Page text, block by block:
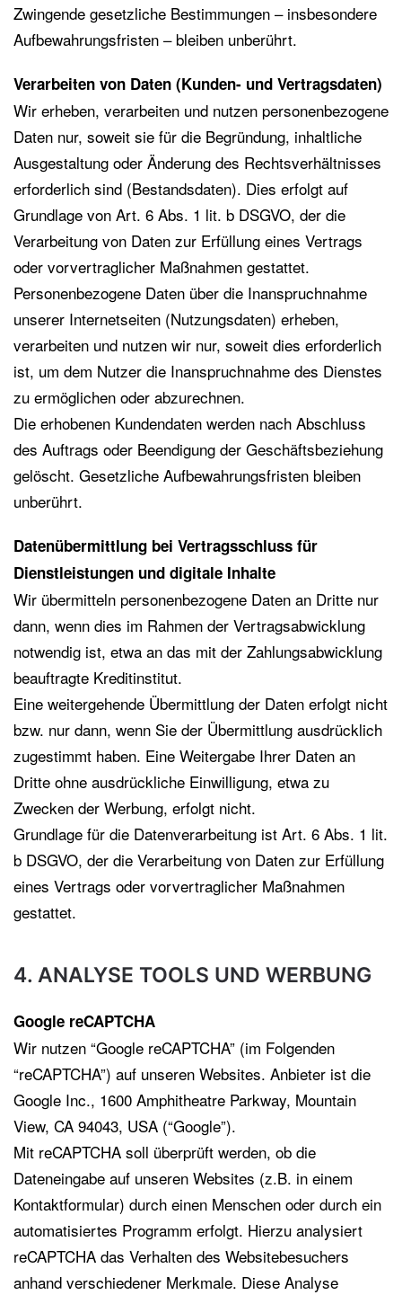
Zwingende gesetzliche Bestimmungen – insbesondere
Aufbewahrungsfristen – bleiben unberührt.
Verarbeiten von Daten (Kunden- und Vertragsdaten)
Wir erheben, verarbeiten und nutzen personenbezogene
Daten nur, soweit sie für die Begründung, inhaltliche
Ausgestaltung oder Änderung des Rechtsverhältnisses
erforderlich sind (Bestandsdaten). Dies erfolgt auf
Grundlage von Art. 6 Abs. 1 lit. b DSGVO, der die
Verarbeitung von Daten zur Erfüllung eines Vertrags
oder vorvertraglicher Maßnahmen gestattet.
Personenbezogene Daten über die Inanspruchnahme
unserer Internetseiten (Nutzungsdaten) erheben,
verarbeiten und nutzen wir nur, soweit dies erforderlich
ist, um dem Nutzer die Inanspruchnahme des Dienstes
zu ermöglichen oder abzurechnen.
Die erhobenen Kundendaten werden nach Abschluss
des Auftrags oder Beendigung der Geschäftsbeziehung
gelöscht. Gesetzliche Aufbewahrungsfristen bleiben
unberührt.
Datenübermittlung bei Vertragsschluss für
Dienstleistungen und digitale Inhalte
Wir übermitteln personenbezogene Daten an Dritte nur
dann, wenn dies im Rahmen der Vertragsabwicklung
notwendig ist, etwa an das mit der Zahlungsabwicklung
beauftragte Kreditinstitut.
Eine weitergehende Übermittlung der Daten erfolgt nicht
bzw. nur dann, wenn Sie der Übermittlung ausdrücklich
zugestimmt haben. Eine Weitergabe Ihrer Daten an
Dritte ohne ausdrückliche Einwilligung, etwa zu
Zwecken der Werbung, erfolgt nicht.
Grundlage für die Datenverarbeitung ist Art. 6 Abs. 1 lit.
b DSGVO, der die Verarbeitung von Daten zur Erfüllung
eines Vertrags oder vorvertraglicher Maßnahmen
gestattet.
4. ANALYSE TOOLS UND WERBUNG
Google reCAPTCHA
Wir nutzen “Google reCAPTCHA” (im Folgenden
“reCAPTCHA”) auf unseren Websites. Anbieter ist die
Google Inc., 1600 Amphitheatre Parkway, Mountain
View, CA 94043, USA (“Google”).
Mit reCAPTCHA soll überprüft werden, ob die
Dateneingabe auf unseren Websites (z.B. in einem
Kontaktformular) durch einen Menschen oder durch ein
automatisiertes Programm erfolgt. Hierzu analysiert
reCAPTCHA das Verhalten des Websitebesuchers
anhand verschiedener Merkmale. Diese Analyse